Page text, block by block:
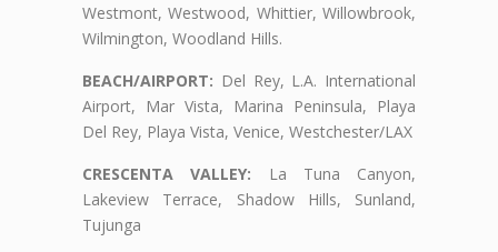
Westmont, Westwood, Whittier, Willowbrook,
Wilmington, Woodland Hills.
BEACH/AIRPORT: Del Rey, L.A. International
Airport, Mar Vista, Marina Peninsula, Playa
Del Rey, Playa Vista, Venice, Westchester/LAX
CRESCENTA VALLEY: La Tuna Canyon,
Lakeview Terrace, Shadow Hills, Sunland,
Tujunga